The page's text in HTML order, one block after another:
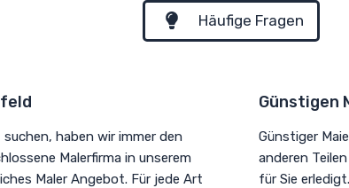
Häufige Fragen
haben wir immer den
Malerfirma in unserem
Maler Angebot. Für jede Art
Günstigen
Günstiger
anderen
für Sie